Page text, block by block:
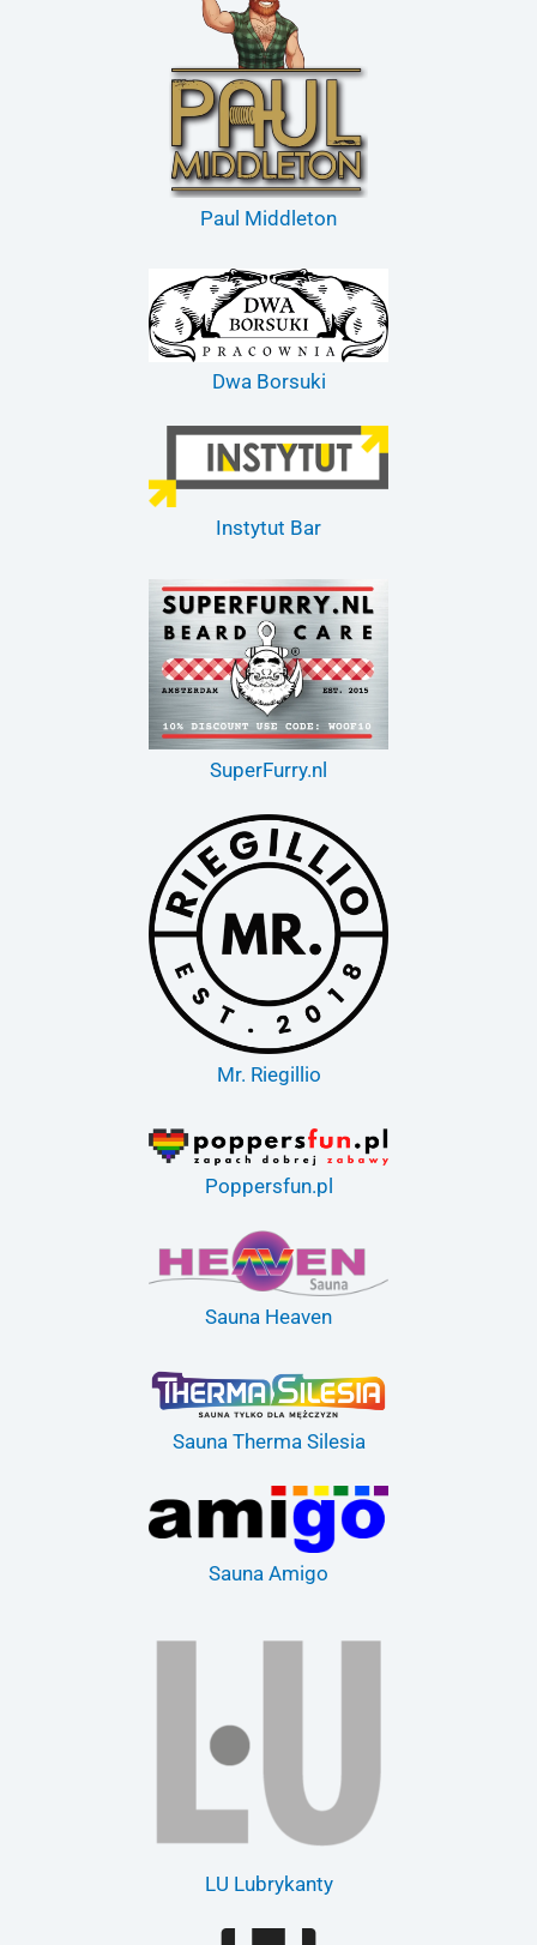
Paul Middleton
Dwa Borsuki
Instytut Bar
SuperFurry.nl
Mr. Riegillio
Poppersfun.pl
Sauna Heaven
Sauna Therma Silesia
Sauna Amigo
LU Lubrykanty